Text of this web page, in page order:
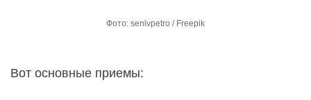
Фото: senivpetro / Freepik
Вот основные приемы: